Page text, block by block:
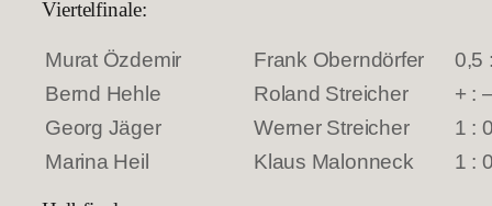
Viertelfinale:
Murat Özdemir Frank Oberndörfer
0,5
Bernd Hehle
Roland Streicher
+ :
Georg Jäger
Werner Streicher
1 :
Marina Heil
Klaus Malonneck 1 :